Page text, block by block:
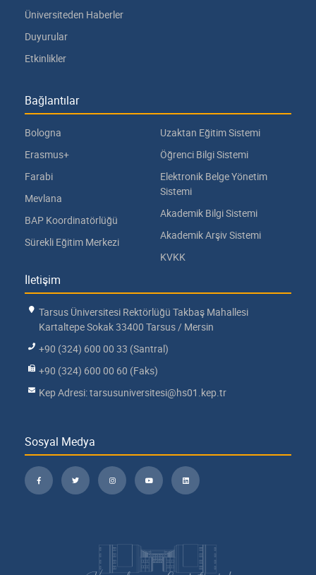
Üniversiteden Haberler
Duyurular
Etkinlikler
Bağlantılar
Bologna
Erasmus+
Farabi
Mevlana
BAP Koordinatörlüğü
Sürekli Eğitim Merkezi
Uzaktan Eğitim Sistemi
Öğrenci Bilgi Sistemi
Elektronik Belge Yönetim
Sistemi
Akademik Bilgi Sistemi
Akademik Arşiv Sistemi
KVKK
İletişim
Tarsus Üniversitesi Rektörlüğü Takbaş Mahallesi
Kartaltepe Sokak 33400 Tarsus / Mersin
+90 (324) 600 00 33 (Santral)
+90 (324) 600 00 60 (Faks)
Kep Adresi: tarsusuniversitesi@hs01.kep.tr
Sosyal Medya